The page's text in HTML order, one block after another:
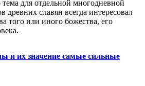
для отдельной многодневной
древних славян всегда интересовал
того или иного божества, его
и их значение самые сильные